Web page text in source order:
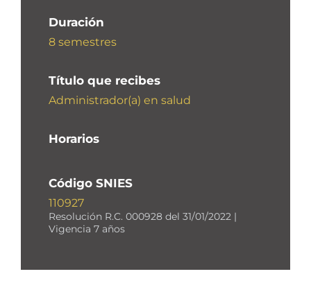
Duración
8 semestres
Título que recibes
Administrador(a) en salud
Horarios
Código SNIES
110927
Resolución R.C. 000928 del 31/01/2022 |
Vigencia 7 años